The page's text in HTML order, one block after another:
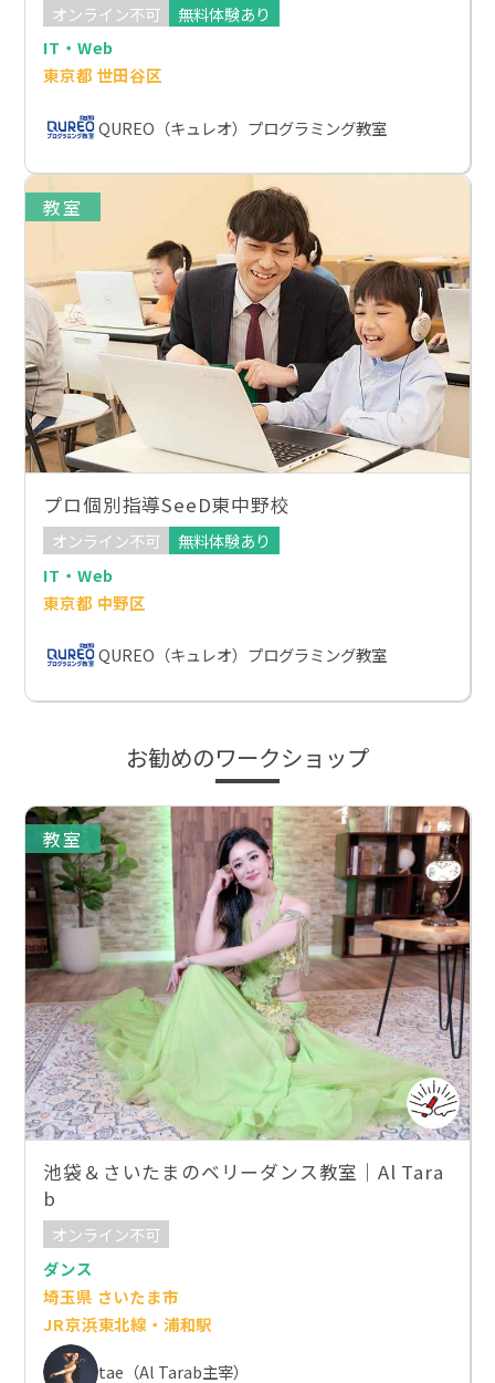
オンライン不可
無料体験あり
IT・Web
東京都 世田谷区
QUREO（キュレオ）プログラミング教室
教室
プロ個別指導SeeD東中野校
オンライン不可
無料体験あり
IT・Web
東京都 中野区
QUREO（キュレオ）プログラミング教室
お勧めのワークショップ
教室
池袋＆さいたまのベリーダンス教室｜Al Tara
b
オンライン不可
ダンス
埼玉県 さいたま市
JR京浜東北線・浦和駅
tae（Al Tarab主宰）